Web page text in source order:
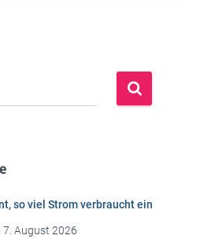
so viel Strom verbraucht ein
7. August 2026